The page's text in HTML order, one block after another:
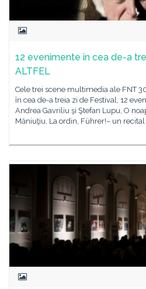
12 evenimente în cea de-a
ALTFEL
Cele trei scene multimedia ale FNT
în cea de-a treia zi de Festival, 12
Andrea Gavriliu şi Ştefan Lupu, O
Măniuţiu, La ordin, Führer!– un